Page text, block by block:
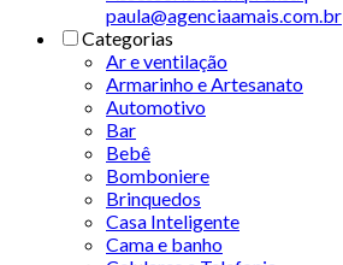
paula@agenciaamais.com.br
Categorias
Ar e ventilação
Armarinho e Artesanato
Automotivo
Bar
Bebê
Bomboniere
Brinquedos
Casa Inteligente
Cama e banho